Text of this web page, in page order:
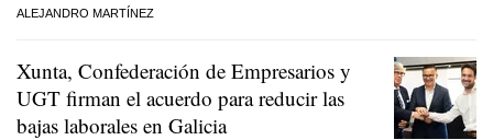
ALEJANDRO MARTÍNEZ
Xunta, Confederación de Empresarios y
UGT firman el acuerdo para reducir las
bajas laborales en Galicia